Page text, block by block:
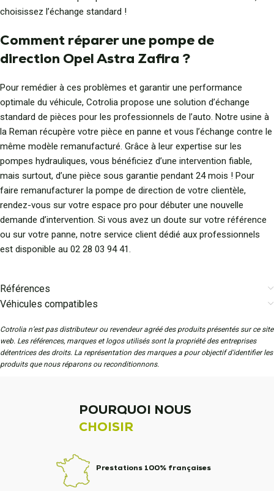
choisissez l’échange standard !
Comment réparer une pompe de
direction Opel Astra Zafira ?
Pour remédier à ces problèmes et garantir une performance
optimale du véhicule, Cotrolia propose une solution d’échange
standard de pièces pour les professionnels de l’auto. Notre usine à
la Reman récupère votre pièce en panne et vous l’échange contre le
même modèle remanufacturé. Grâce à leur expertise sur les
pompes hydrauliques, vous bénéficiez d’une intervention fiable,
mais surtout, d’une pièce sous garantie pendant 24 mois ! Pour
faire remanufacturer la pompe de direction de votre clientèle,
rendez-vous sur votre espace pro pour débuter une nouvelle
demande d’intervention. Si vous avez un doute sur votre référence
ou sur votre panne, notre service client dédié aux professionnels
est disponible au 02 28 03 94 41.
Références
Véhicules compatibles
Cotrolia n’est pas distributeur ou revendeur agréé des produits présentés sur ce site
web. Les références, marques et logos utilisés sont la propriété des entreprises
détentrices des droits. La représentation des marques a pour objectif d'identifier les
produits que nous réparons ou reconditionnons.
POURQUOI NOUS
CHOISIR
Prestations 100% françaises